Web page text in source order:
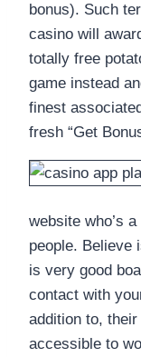
bonus). Such
casino will
totally free
game instead
finest
fresh “Get
website who’s
people. Believe
is very good
contact with
addition to,
accessible to